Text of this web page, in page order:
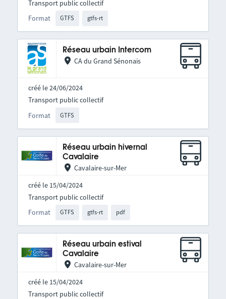
Format GTFS gtfs-rt
Transport public collectif
Réseau urbain Intercom
CA du Grand Sénonais
créé le 24/06/2024
Format GTFS
Transport public collectif
Réseau urbain hivernal
Cavalaire
Cavalaire-sur-Mer
créé le 15/04/2024
Format GTFS gtfs-rt pdf
Transport public collectif
Réseau urbain estival
Cavalaire
Cavalaire-sur-Mer
créé le 15/04/2024
Transport public collectif